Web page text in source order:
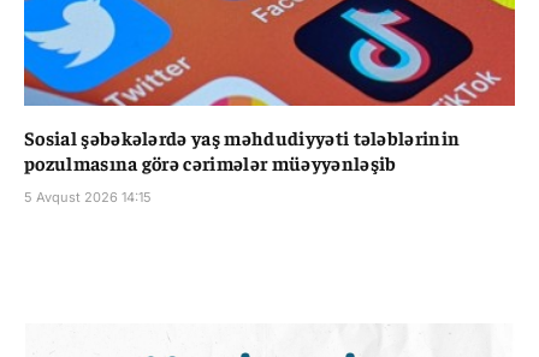
Sosial şəbəkələrdə yaş məhdudiyyəti tələblərinin
pozulmasına görə cərimələr müəyyənləşib
5 Avqust 2026 14:15